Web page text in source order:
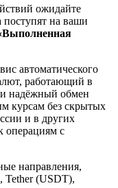
ожидайте
поступят на ваши
автоматического
работающий в
надёжный обмен
курсам без скрытых
и в других
операциям с
направления,
Tether (USDT),